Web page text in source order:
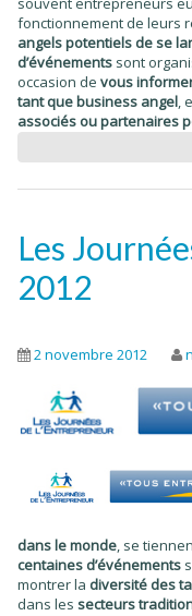
fonctionnement de leurs
angels potentiels de se
d’événements sont
occasion de vous
tant que business angel,
associés ou partenaires
Les
2012
2 novembre 2012
dans le monde, se
centaines d’événements
montrer la diversité des
dans les secteurs